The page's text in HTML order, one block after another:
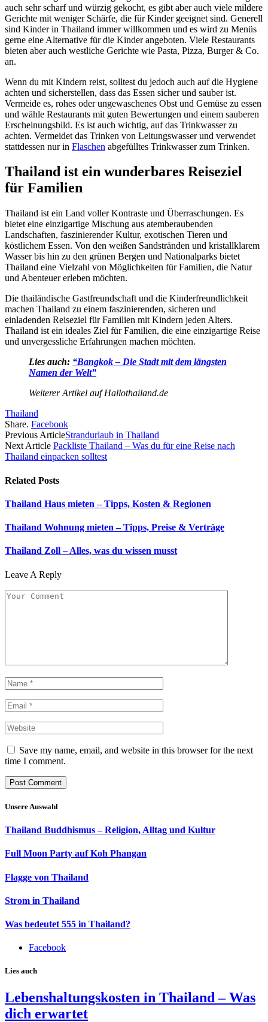
auch sehr scharf und würzig gekocht, es gibt aber auch viele mildere
Gerichte mit weniger Schärfe, die für Kinder geeignet sind. Generell
sind Kinder in Thailand immer willkommen und es wird zu Menüs
gerne eine Alternative für die Kinder angeboten. Viele Restaurants
bieten aber auch westliche Gerichte wie Pasta, Pizza, Burger & Co.
an.
Wenn du mit Kindern reist, solltest du jedoch auch auf die Hygiene
achten und sicherstellen, dass das Essen sicher und sauber ist.
Vermeide es, rohes oder ungewaschenes Obst und Gemüse zu essen
und wähle Restaurants mit guten Bewertungen und einem sauberen
Erscheinungsbild. Es ist auch wichtig, auf das Trinkwasser zu
achten. Vermeidet das Trinken von Leitungswasser und verwendet
stattdessen nur in Flaschen abgefülltes Trinkwasser zum Trinken.
Thailand ist ein wunderbares Reiseziel
für Familien
Thailand ist ein Land voller Kontraste und Überraschungen. Es
bietet eine einzigartige Mischung aus atemberaubenden
Landschaften, faszinierender Kultur, exotischen Tieren und
köstlichem Essen. Von den weißen Sandstränden und kristallklarem
Wasser bis hin zu den grünen Bergen und Nationalparks bietet
Thailand eine Vielzahl von Möglichkeiten für Familien, die Natur
und Abenteuer erleben möchten.
Die thailändische Gastfreundschaft und die Kinderfreundlichkeit
machen Thailand zu einem faszinierenden, sicheren und
einladenden Reiseziel für Familien mit Kindern jeden Alters.
Thailand ist ein ideales Ziel für Familien, die eine einzigartige Reise
und unvergessliche Erfahrungen machen möchten.
Lies auch: “Bangkok – Die Stadt mit dem längsten
Namen der Welt”
Weiterer Artikel auf Hallothailand.de
Thailand
Share. Facebook
Previous ArticleStrandurlaub in Thailand
Next Article Packliste Thailand – Was du für eine Reise nach
Thailand einpacken solltest
Related Posts
Thailand Haus mieten – Tipps, Kosten & Regionen
Thailand Wohnung mieten – Tipps, Preise & Verträge
Thailand Zoll – Alles, was du wissen musst
Leave A Reply
Save my name, email, and website in this browser for the next
time I comment.
Unsere Auswahl
Thailand Buddhismus – Religion, Alltag und Kultur
Full Moon Party auf Koh Phangan
Flagge von Thailand
Strom in Thailand
Was bedeutet 555 in Thailand?
Facebook
Lies auch
Lebenshaltungskosten in Thailand – Was
dich erwartet